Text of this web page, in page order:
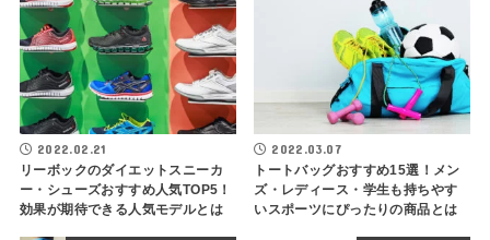
2022.02.21
リーボックのダイエットスニーカ
ー・シューズおすすめ人気TOP5！
効果が期待できる人気モデルとは
2022.03.07
トートバッグおすすめ15選！メン
ズ・レディース・学生も持ちやす
いスポーツにぴったりの商品とは